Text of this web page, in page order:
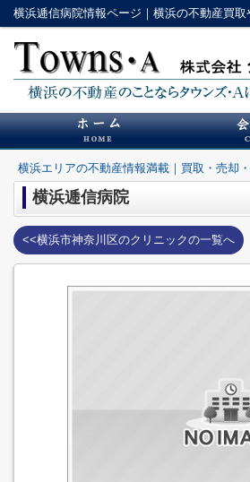
横浜逓信病院情報ページ｜横浜の不動産買
横浜エリアの不動産情報満載｜買取・売却
横浜逓信病院
<<横浜市神奈川区のクリニックの一覧へ